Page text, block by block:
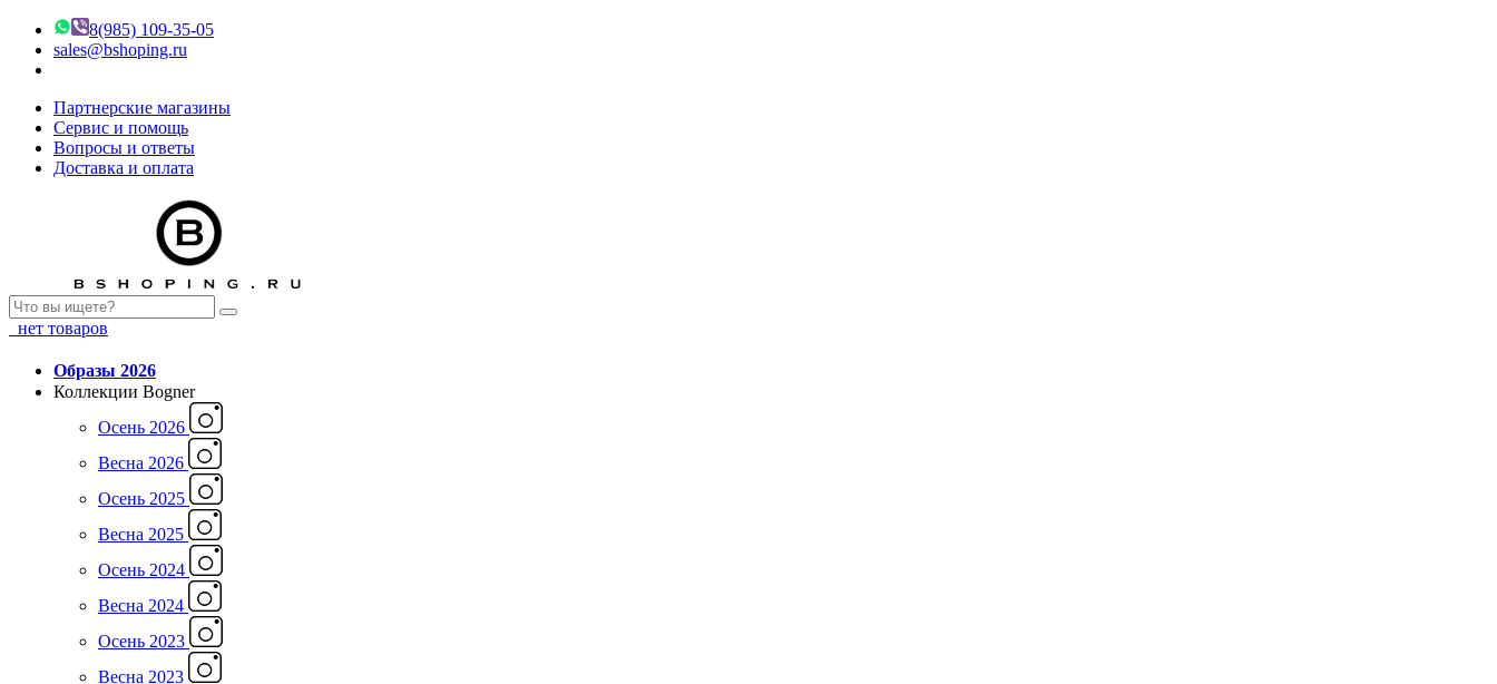
8(985) 109-35-05
sales@bshoping.ru
Партнерские магазины
Сервис и помощь
Вопросы и ответы
Доставка и оплата
нет товаров
Образы 2026
Коллекции Bogner
Осень 2026
Весна 2026
Осень 2025
Весна 2025
Осень 2024
Весна 2024
Осень 2023
Весна 2023